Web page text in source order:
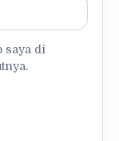
saya di